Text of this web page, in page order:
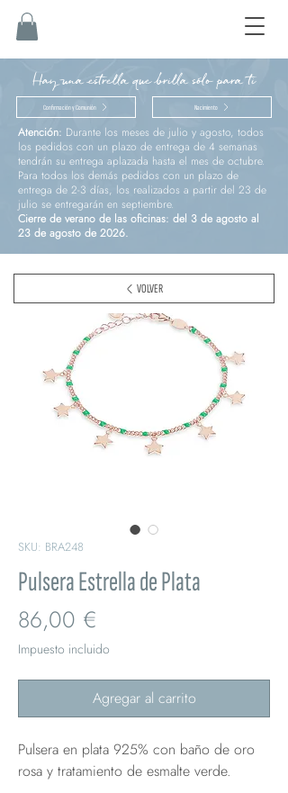
Hay una estrella que brilla sólo para ti
Confirmación y Comunión Nacimiento
Atención: Durante los meses de julio y agosto, todos
los pedidos con un plazo de entrega de 4 semanas
tendrán su entrega aplazada hasta el mes de octubre.
Para todos los demás pedidos con un plazo de
entrega de 2-3 días, los realizados a partir del 23 de
julio se entregarán en septiembre.
Cierre de verano de las oficinas: del 3 de agosto al
23 de agosto de 2026.
SKU: BRA248
Pulsera Estrella de Plata
86,00 €
Impuesto incluido
Agregar al carrito
Pulsera en plata 925% con baño de oro
rosa y tratamiento de esmalte verde.
VOLVER